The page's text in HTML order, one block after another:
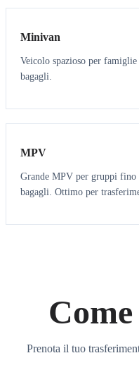
Minivan
Veicolo spazioso per
bagagli.
7 7
MPV
Grande MPV per gruppi fino
bagagli. Ottimo per
Prenota il tuo